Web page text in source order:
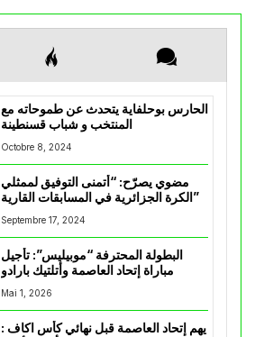
الحارس بوحلفاية يتحدث عن طموحاته مع
المنتخب و شباب قسنطينة
Octobre 8, 2024
مضوي يصرّح: “أتمنى التوفيق لممثلي
الكرة الجزائرية في المسابقات القارية”
Septembre 17, 2024
البطولة المحترفة “موبيليس”: تأجيل
مباراة إتحاد العاصمة وأتلتيك بارادو
Mai 1, 2026
يهم إتحاد العاصمة قبل نهائي كأس اكاف :